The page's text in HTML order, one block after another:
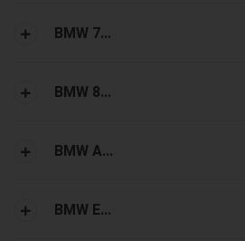
BMW 7...
BMW 8...
BMW A...
BMW E...